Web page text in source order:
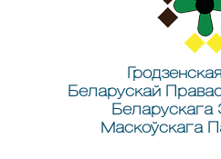
Беларускай
Беларускага
Маскоўскага